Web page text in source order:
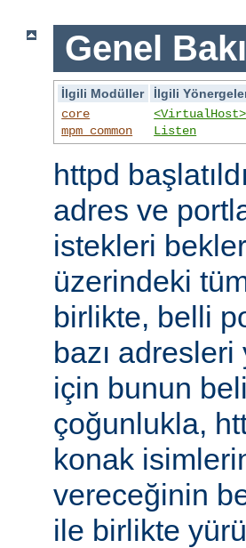
Genel
İlgili Modüller
İlgili
core
mpm_common
<VirtualHost>
Listen
httpd
adres ve
istekleri
üzerindeki
birlikte, belli
bazı
için bunun
çoğunlukla,
konak
vereceğinin
ile birlikte